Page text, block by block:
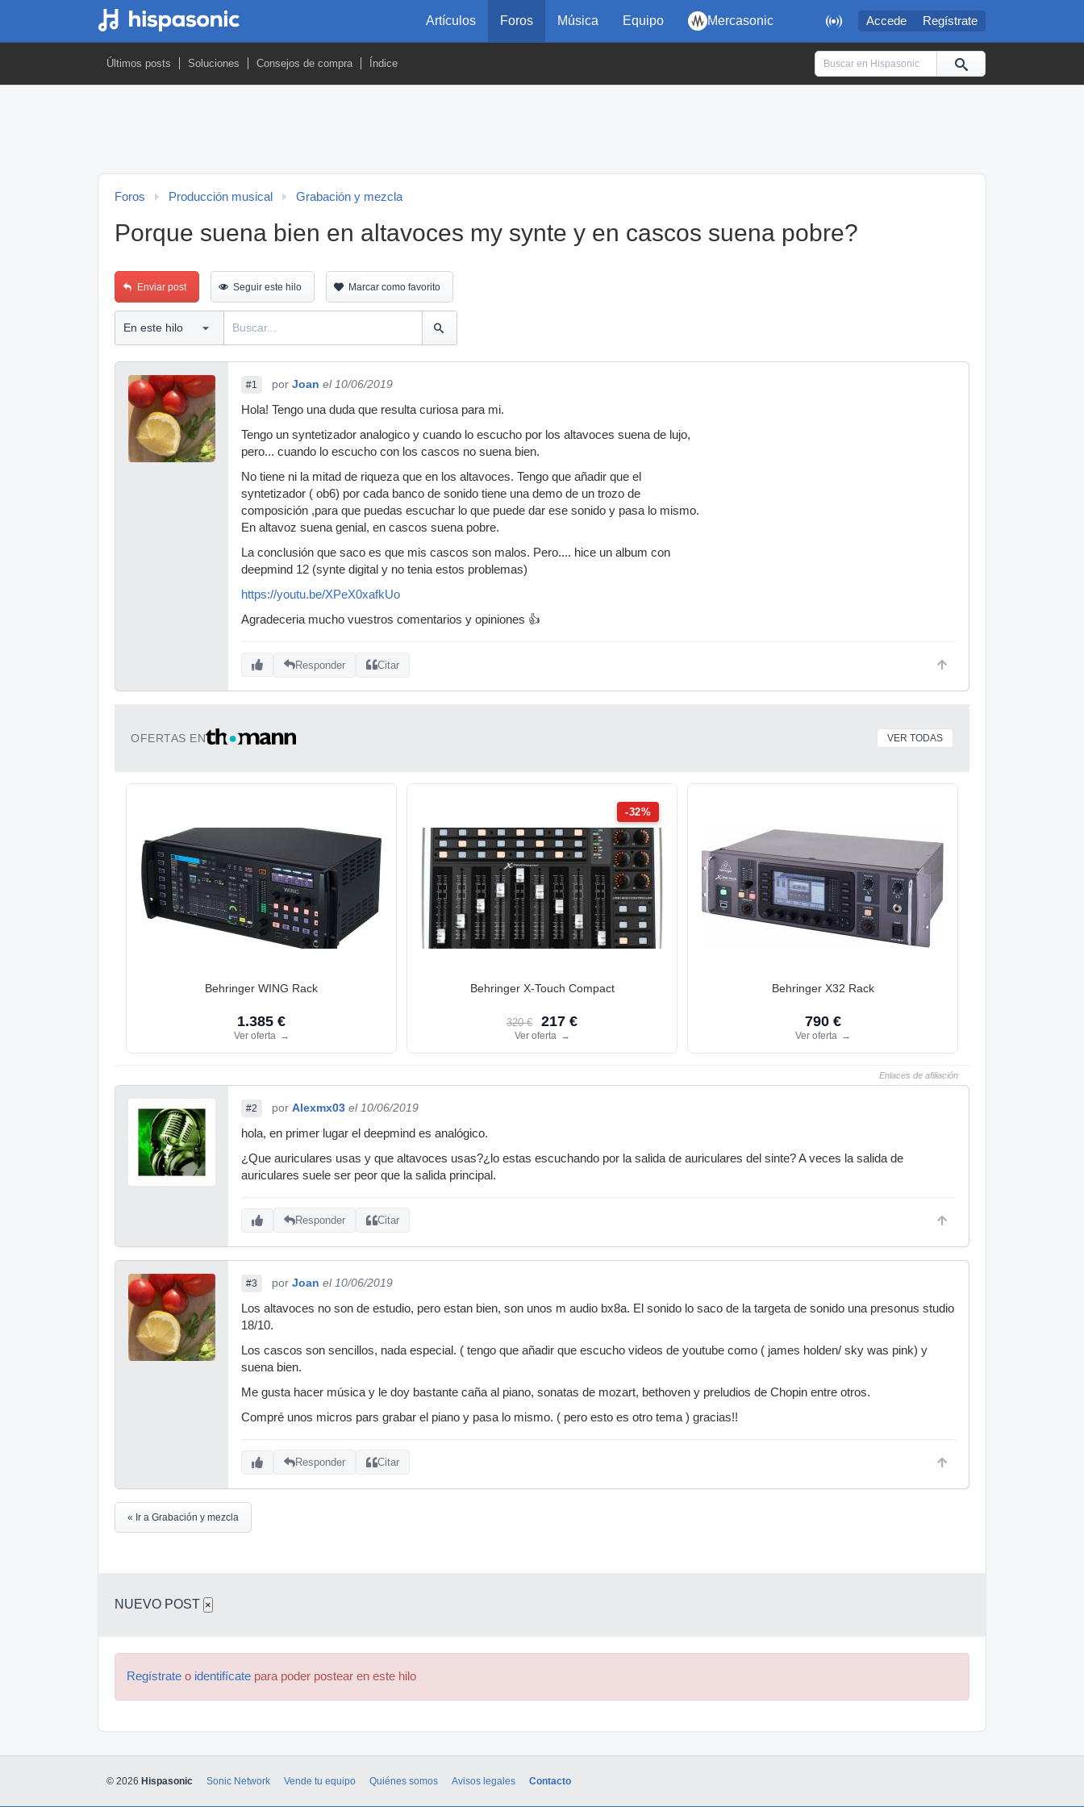
 Accede Regístrate
Artículos Foros Música Equipo Mercasonic
Últimos posts Soluciones Consejos de compra Índice
Foros Producción musical Grabación y mezcla
Porque suena bien en altavoces my synte y en cascos suena pobre?
Enviar post Seguir este hilo Marcar como favorito
#1 por Joan el 10/06/2019
Hola! Tengo una duda que resulta curiosa para mi.
Tengo un syntetizador analogico y cuando lo escucho por los altavoces suena de lujo,
pero... cuando lo escucho con los cascos no suena bien.
No tiene ni la mitad de riqueza que en los altavoces. Tengo que añadir que el
syntetizador ( ob6) por cada banco de sonido tiene una demo de un trozo de
composición ,para que puedas escuchar lo que puede dar ese sonido y pasa lo mismo.
En altavoz suena genial, en cascos suena pobre.
La conclusión que saco es que mis cascos son malos. Pero.... hice un album con
deepmind 12 (synte digital y no tenia estos problemas)
https://youtu.be/XPeX0xafkUo
Agradeceria mucho vuestros comentarios y opiniones 👍
Responder Citar
OFERTAS EN VER TODAS
Behringer WING Rack
1.385 €
Ver oferta →
-32%
Behringer X-Touch Compact
320 € 217 €
Ver oferta →
Behringer X32 Rack
790 €
Ver oferta →
Enlaces de afiliación
#2 por Alexmx03 el 10/06/2019
hola, en primer lugar el deepmind es analógico.
¿Que auriculares usas y que altavoces usas?¿lo estas escuchando por la salida de auriculares del sinte? A veces la salida de
auriculares suele ser peor que la salida principal.
Responder Citar
#3 por Joan el 10/06/2019
Los altavoces no son de estudio, pero estan bien, son unos m audio bx8a. El sonido lo saco de la targeta de sonido una presonus studio
18/10.
Los cascos son sencillos, nada especial. ( tengo que añadir que escucho videos de youtube como ( james holden/ sky was pink) y
suena bien.
Me gusta hacer música y le doy bastante caña al piano, sonatas de mozart, bethoven y preludios de Chopin entre otros.
Compré unos micros pars grabar el piano y pasa lo mismo. ( pero esto es otro tema ) gracias!!
Responder Citar
« Ir a Grabación y mezcla
NUEVO POST ×
Regístrate o identifícate para poder postear en este hilo
© 2026 Hispasonic Sonic Network Vende tu equipo Quiénes somos Avisos legales Contacto